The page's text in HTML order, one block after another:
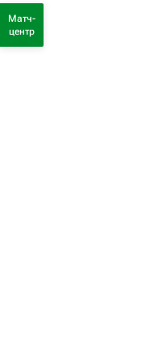
Матч-
центр